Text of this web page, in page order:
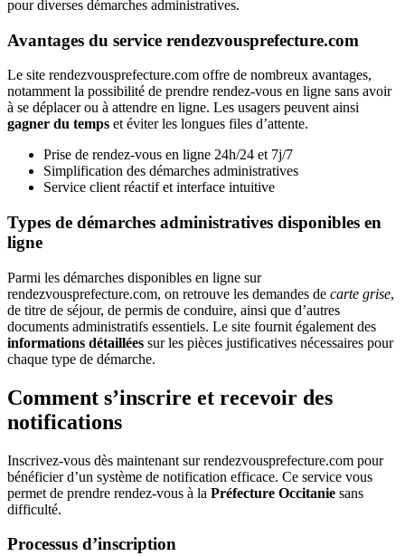
pour diverses démarches administratives.
Avantages du service rendezvousprefecture.com
Le site rendezvousprefecture.com offre de nombreux avantages,
notamment la possibilité de prendre rendez-vous en ligne sans avoir
à se déplacer ou à attendre en ligne. Les usagers peuvent ainsi
gagner du temps et éviter les longues files d’attente.
Prise de rendez-vous en ligne 24h/24 et 7j/7
Simplification des démarches administratives
Service client réactif et interface intuitive
Types de démarches administratives disponibles en
ligne
Parmi les démarches disponibles en ligne sur
rendezvousprefecture.com, on retrouve les demandes de carte grise,
de titre de séjour, de permis de conduire, ainsi que d’autres
documents administratifs essentiels. Le site fournit également des
informations détaillées sur les pièces justificatives nécessaires pour
chaque type de démarche.
Comment s’inscrire et recevoir des
notifications
Inscrivez-vous dès maintenant sur rendezvousprefecture.com pour
bénéficier d’un système de notification efficace. Ce service vous
permet de prendre rendez-vous à la Préfecture Occitanie sans
difficulté.
Processus d’inscription